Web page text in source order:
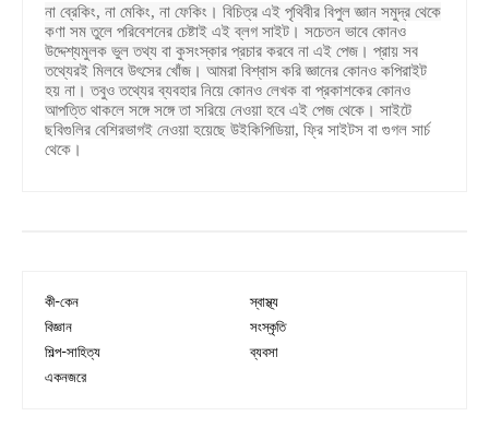
না ব্রেকিং, না মেকিং, না ফেকিং। বিচিত্র এই পৃথিবীর বিপুল জ্ঞান সমুদ্র থেকে
কণা সম তুলে পরিবেশনের চেষ্টাই এই ব্লগ সাইট। সচেতন ভাবে কোনও
উদ্দেশ্যমুলক ভুল তথ্য বা কুসংস্কার প্রচার করবে না এই পেজ। প্রায় সব
তথ্যেরই মিলবে উৎসের খোঁজ। আমরা বিশ্বাস করি জ্ঞানের কোনও কপিরাইট
হয় না। তবুও তথ্যের ব্যবহার নিয়ে কোনও লেখক বা প্রকাশকের কোনও
আপত্তি থাকলে সঙ্গে সঙ্গে তা সরিয়ে নেওয়া হবে এই পেজ থেকে। সাইটে
ছবিগুলির বেশিরভাগই নেওয়া হয়েছে উইকিপিডিয়া, ফ্রি সাইটস বা গুগল সার্চ
থেকে।
কী-কেন
স্বাস্থ্য
বিজ্ঞান
সংস্কৃতি
শিল্প-সাহিত্য
ব্যবসা
একনজরে